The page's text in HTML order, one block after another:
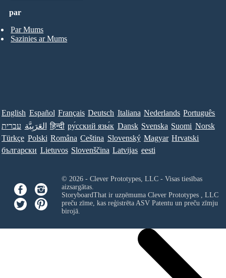
par
Par Mums
Sazinies ar Mums
English Español Français Deutsch Italiana Nederlands Português
עברית العَرَبِيَّة हिन्दी ру́сский язы́к Dansk Svenska Suomi Norsk
Türkçe Polski Româna Ceština Slovenský Magyar Hrvatski
български Lietuvos Slovenščina Latvijas eesti
© 2026 - Clever Prototypes, LLC - Visas tiesības
aizsargātas.
StoryboardThat ir uzņēmuma Clever Prototypes , LLC
preču zīme, kas reģistrēta ASV Patentu un preču zīmju
birojā.